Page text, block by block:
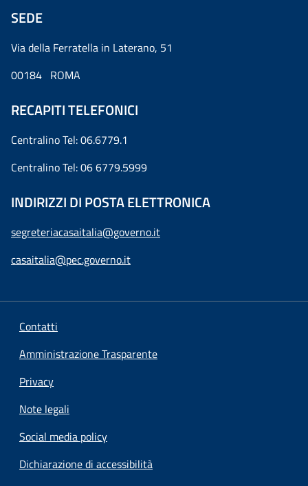
SEDE
Via della Ferratella in Laterano, 51
00184 ROMA
RECAPITI TELEFONICI
Centralino Tel: 06.6779.1
Centralino Tel: 06 6779.5999
INDIRIZZI DI POSTA ELETTRONICA
segreteriacasaitalia@governo.it
casaitalia@pec.governo.it
Contatti
Amministrazione Trasparente
Privacy
Note legali
Social media policy
Dichiarazione di accessibilità